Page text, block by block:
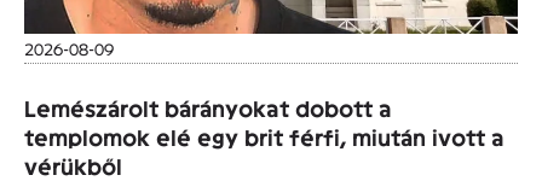
2026-08-09
Lemészárolt bárányokat dobott a
templomok elé egy brit férfi, miután ivott a
vérükből